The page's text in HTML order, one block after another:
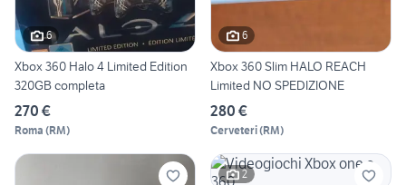
6
Xbox 360 Halo 4 Limited Edition
320GB completa
270 €
Roma (RM)
6
Xbox 360 Slim HALO REACH
Limited NO SPEDIZIONE
280 €
Cerveteri(RM)
2